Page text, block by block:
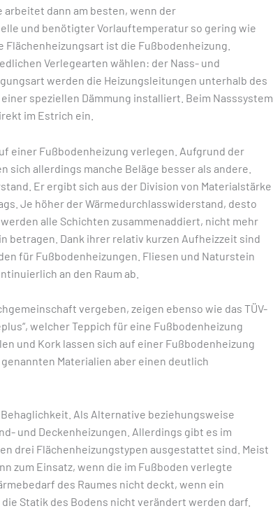
dann am besten, wenn der
und benötigter Vorlauftemperatur so gering wie
ist die Fußbodenheizung.
Verlegearten wählen: der Nass- und
werden die Heizungsleitungen unterhalb des
speziellen Dämmung installiert. Beim Nasssystem
im Estrich ein.
einer Fußbodenheizung verlegen. Aufgrund der
allerdings manche Beläge besser als andere.
Er ergibt sich aus der Division von Materialstärke
Je höher der Wärmedurchlasswiderstand, desto
alle Schichten zusammenaddiert, nicht mehr
betragen. Dank ihrer relativ kurzen Aufheizzeit sind
für Fußbodenheizungen. Fliesen und Naturstein
an den Raum ab.
vergeben, zeigen ebenso wie das TÜV-
welcher Teppich für eine Fußbodenheizung
und Kork lassen sich auf einer Fußbodenheizung
Materialien aber einen deutlich
Als Alternative beziehungsweise
und Deckenheizungen. Allerdings gibt es im
drei Flächenheizungstypen ausgestattet sind. Meist
zum Einsatz, wenn die im Fußboden verlegte
des Raumes nicht deckt, wenn ein
Statik des Bodens nicht verändert werden darf.